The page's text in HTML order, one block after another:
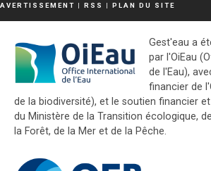
AVERTISSEMENT | RSS | PLAN DU SITE
Gest'eau a
par l'OiEau
de l'Eau),
financier de
de la biodiversité), et le soutien financier
du Ministère de la Transition écologique,
la Forêt, de la Mer et de la Pêche.